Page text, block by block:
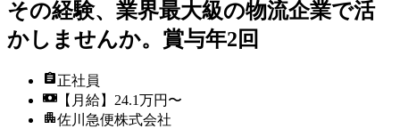
その経験、業界最大級の物流企業で活
かしませんか。賞与年2回
正社員
【月給】24.1万円〜
佐川急便株式会社